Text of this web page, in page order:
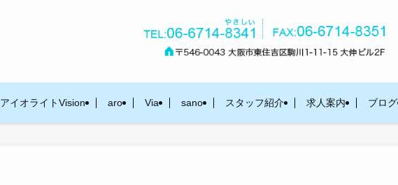
アイオライトVision aro Via sano スタッフ紹介 求人案内 ブログ